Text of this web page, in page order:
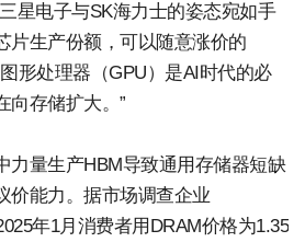
三星电子与SK海力士的姿态宛如手
片生产份额，可以随意涨价的
形处理器（GPU）是AI时代的必
向存储扩大。”
力量生产HBM导致通用存储器短缺
价能力。据市场调查企业
年1月消费者用DRAM价格为1.35